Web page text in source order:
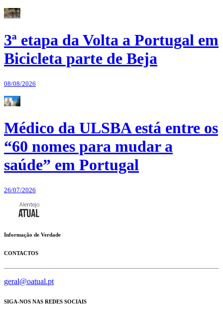
3ª etapa da Volta a Portugal em
Bicicleta parte de Beja
08/08/2026
Médico da ULSBA está entre os
“60 nomes para mudar a
saúde” em Portugal
26/07/2026
Informação de Verdade
CONTACTOS
geral@oatual.pt
SIGA-NOS NAS REDES SOCIAIS